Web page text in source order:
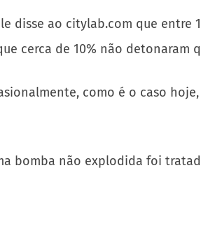
disse ao citylab.com que entre
cerca de 10% não detonaram
como é o caso
bomba não explodida foi